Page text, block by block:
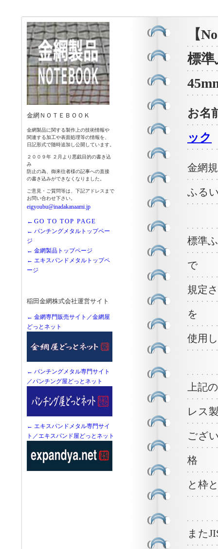
金網ＮＯＴＥＢＯＯＫ
金網製品に関する製作上の技術情報や
関連する加工や表面処理等の情報を、
日記形式で随時追加し公開しています。
２００９年 ２月より悪戯目的の書き込
み
防止の為、御来往者様の記事への直接
の書き込みができなくなりました。
ご意見・ご質問等は、下記アドレスまで
お問い合わせ下さい。
eigyoubu@inadakanaami.jp
←GO TO TOP PAGE
← パンチングメタルトップペー
ジ
← 金網製品トップページ
← エキスパンドメタルトップペ
ージ
稲田金網株式会社運営サイト
← 金網専門販売サイト／金網屋
どっとネット
← パンチングメタル専門サイト
／パンチング屋どっとネット
← エキスパンドメタル専門サイ
ト／エキスパンド屋どっとネット
【
標準
お名
ック
金網
ふる
標準
で
規定
を
使用
上記
レス
ござ
格
と枠
また